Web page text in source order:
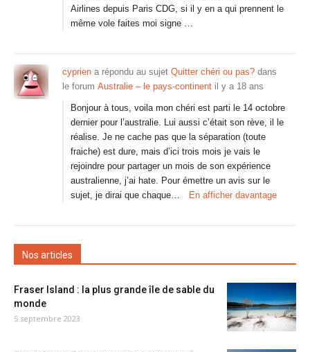
Airlines depuis Paris CDG, si il y en a qui prennent le
même vole faites moi signe …
cyprien a répondu au sujet Quitter chéri ou pas? dans
le forum Australie – le pays-continent il y a 18 ans
Bonjour à tous, voila mon chéri est parti le 14 octobre
dernier pour l’australie. Lui aussi c’était son rève, il le
réalise. Je ne cache pas que la séparation (toute
fraiche) est dure, mais d’ici trois mois je vais le
rejoindre pour partager un mois de son expérience
australienne, j’ai hate. Pour émettre un avis sur le
sujet, je dirai que chaque…
En afficher davantage
Nos articles
Fraser Island : la plus grande île de sable du
monde
5 septembre 2023